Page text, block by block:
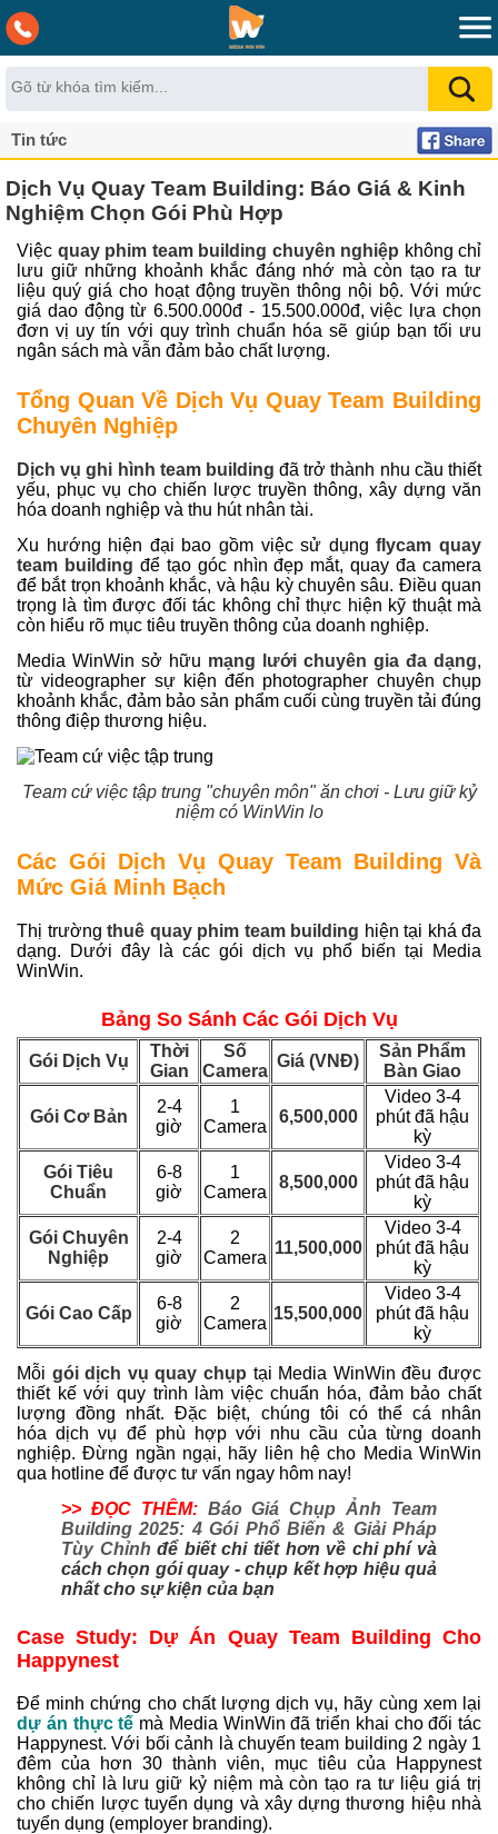
Tin tức
Dịch Vụ Quay Team Building: Báo Giá & Kinh
Nghiệm Chọn Gói Phù Hợp
Việc quay phim team building chuyên nghiệp không chỉ
lưu giữ những khoảnh khắc đáng nhớ mà còn tạo ra tư
liệu quý giá cho hoạt động truyền thông nội bộ. Với mức
giá dao động từ 6.500.000đ - 15.500.000đ, việc lựa chọn
đơn vị uy tín với quy trình chuẩn hóa sẽ giúp bạn tối ưu
ngân sách mà vẫn đảm bảo chất lượng.
Tổng Quan Về Dịch Vụ Quay Team Building
Chuyên Nghiệp
Dịch vụ ghi hình team building đã trở thành nhu cầu thiết
yếu, phục vụ cho chiến lược truyền thông, xây dựng văn
hóa doanh nghiệp và thu hút nhân tài.
Xu hướng hiện đại bao gồm việc sử dụngflycam quay
team building để tạo góc nhìn đẹp mắt, quay đa camera
để bắt trọn khoảnh khắc, và hậu kỳ chuyên sâu. Điều quan
trọng là tìm được đối tác không chỉ thực hiện kỹ thuật mà
còn hiểu rõ mục tiêu truyền thông của doanh nghiệp.
Media WinWin sở hữu mạng lưới chuyên gia đa dạng,
từ videographer sự kiện đến photographer chuyên chụp
khoảnh khắc, đảm bảo sản phẩm cuối cùng truyền tải đúng
thông điệp thương hiệu.
Team cứ việc tập trung "chuyên môn" ăn chơi - Lưu giữ kỷ
niệm có WinWin lo
Các Gói Dịch Vụ Quay Team Building Và
Mức Giá Minh Bạch
Thị trường thuê quay phim team building hiện tại khá đa
dạng. Dưới đây là các gói dịch vụ phổ biến tại Media
WinWin.
Bảng So Sánh Các Gói Dịch Vụ
Gói Dịch Vụ
Thời
Gian
Số
Camera
Giá (VNĐ)
Sản Phẩm
Bàn Giao
Gói Cơ Bản
2-4
giờ
1
Camera
6,500,000
Video 3-4
phút đã hậu
kỳ
Gói Tiêu
Chuẩn
6-8
giờ
1
Camera
8,500,000
Video 3-4
phút đã hậu
kỳ
Gói Chuyên
Nghiệp
2-4
giờ
2
Camera
11,500,000
Video 3-4
phút đã hậu
kỳ
Gói Cao Cấp
6-8
giờ
2
Camera
15,500,000
Video 3-4
phút đã hậu
kỳ
Mỗi gói dịch vụ quay chụp tại Media WinWin đều được
thiết kế với quy trình làm việc chuẩn hóa, đảm bảo chất
lượng đồng nhất. Đặc biệt, chúng tôi có thể cá nhân
hóadịch vụ để phù hợp với nhu cầu của từng doanh
nghiệp. Đừng ngần ngại, hãy liên hệ cho Media WinWin
qua hotline để được tư vấn ngay hôm nay!
>> ĐỌC THÊM: Báo Giá Chụp Ảnh Team
Building 2025: 4 Gói Phổ Biến & Giải Pháp
Tùy Chỉnh để biết chi tiết hơn về chi phí và
cách chọn gói quay - chụp kết hợp hiệu quả
nhất cho sự kiện của bạn
Case Study: Dự Án Quay Team Building Cho
Happynest
Để minh chứng cho chất lượng dịch vụ, hãy cùng xem lại
dự án thực tế mà Media WinWin đã triển khai cho đối tác
Happynest. Với bối cảnh là chuyến team building 2 ngày 1
đêm của hơn 30 thành viên, mục tiêu của Happynest
không chỉ là lưu giữ kỷ niệm mà còn tạo ra tư liệu giá trị
cho chiến lược tuyển dụng và xây dựng thương hiệu nhà
tuyển dụng (employer branding).